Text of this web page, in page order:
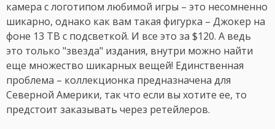
камера с логотипом любимой игры – это несомненно
шикарно, однако как вам такая фигурка – Джокер на
фоне 13 ТВ с подсветкой. И все это за $120. А ведь
это только "звезда" издания, внутри можно найти
еще множество шикарных вещей! Единственная
проблема – коллекционка предназначена для
Северной Америки, так что если вы хотите ее, то
предстоит заказывать через ретейлеров.